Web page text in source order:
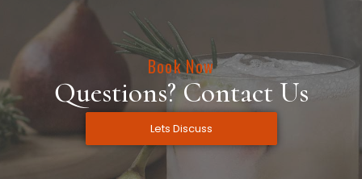
Book Now
Questions? Contact Us
Lets Discuss